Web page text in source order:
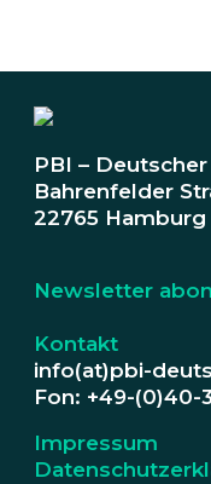
PBI –
Bahrenfelder
22765 Hamburg
Newsletter
Kontakt
info(at)pbi-
Fon: +49-(0)40-
Impressum